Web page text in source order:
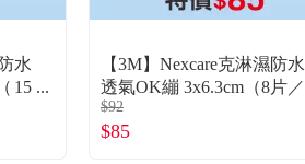
水
15
【3M】Nexcare克淋濕防水
透氣OK繃 3x6.3cm（8片／
盒）
$92
$85